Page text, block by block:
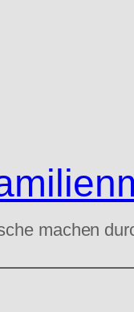
machen